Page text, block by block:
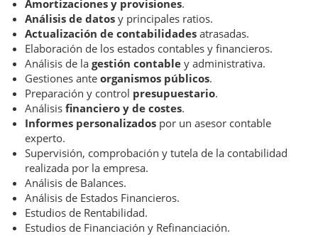
Amortizaciones y provisiones.
Análisis de datos y principales ratios.
Actualización de contabilidades atrasadas.
Elaboración de los estados contables y financieros.
Análisis de la gestión contable y administrativa.
Gestiones ante organismos públicos.
Preparación y control presupuestario.
Análisis financiero y de costes.
Informes personalizados por un asesor contable
experto.
Supervisión, comprobación y tutela de la contabilidad
realizada por la empresa.
Análisis de Balances.
Análisis de Estados Financieros.
Estudios de Rentabilidad.
Estudios de Financiación y Refinanciación.